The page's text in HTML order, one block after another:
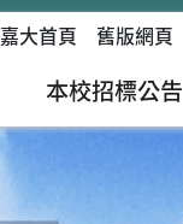
嘉大首頁 舊版網頁
本校招標公告